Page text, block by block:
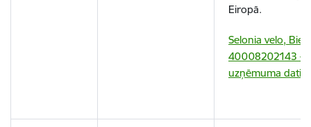
Eiropā.
Selonia velo,
40008202143 –
uzņēmuma dati